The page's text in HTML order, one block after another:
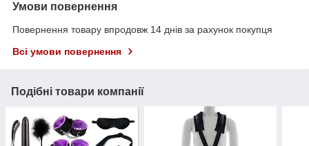
Умови повернення
Повернення товару впродовж 14 днів за рахунок покупця
Всі умови повернення
Подібні товари компанії